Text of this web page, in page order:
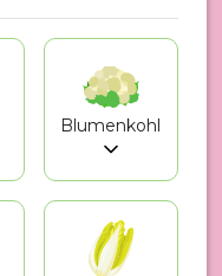
Blumenkohl